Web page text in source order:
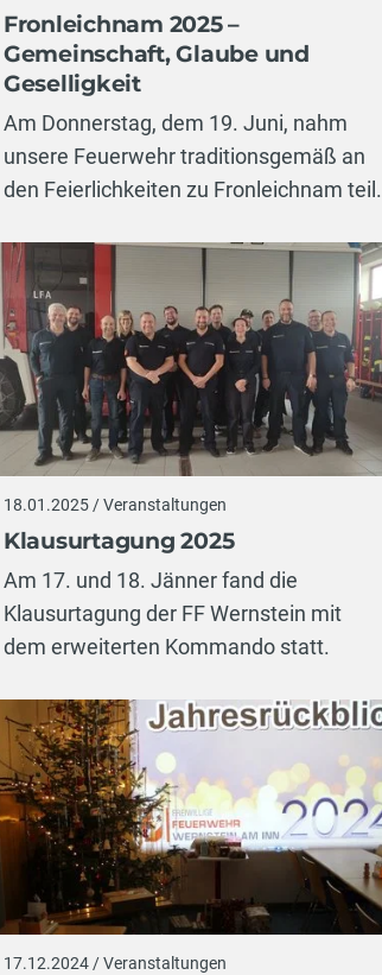
Fronleichnam 2025 –
Gemeinschaft, Glaube und
Geselligkeit
Am Donnerstag, dem 19. Juni, nahm
unsere Feuerwehr traditionsgemäß an
den Feierlichkeiten zu Fronleichnam teil.
18.01.2025 / Veranstaltungen
Klausurtagung 2025
Am 17. und 18. Jänner fand die
Klausurtagung der FF Wernstein mit
dem erweiterten Kommando statt.
17.12.2024 / Veranstaltungen